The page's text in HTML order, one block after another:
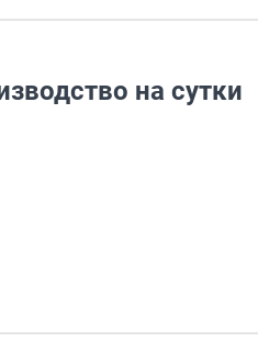
на сутки